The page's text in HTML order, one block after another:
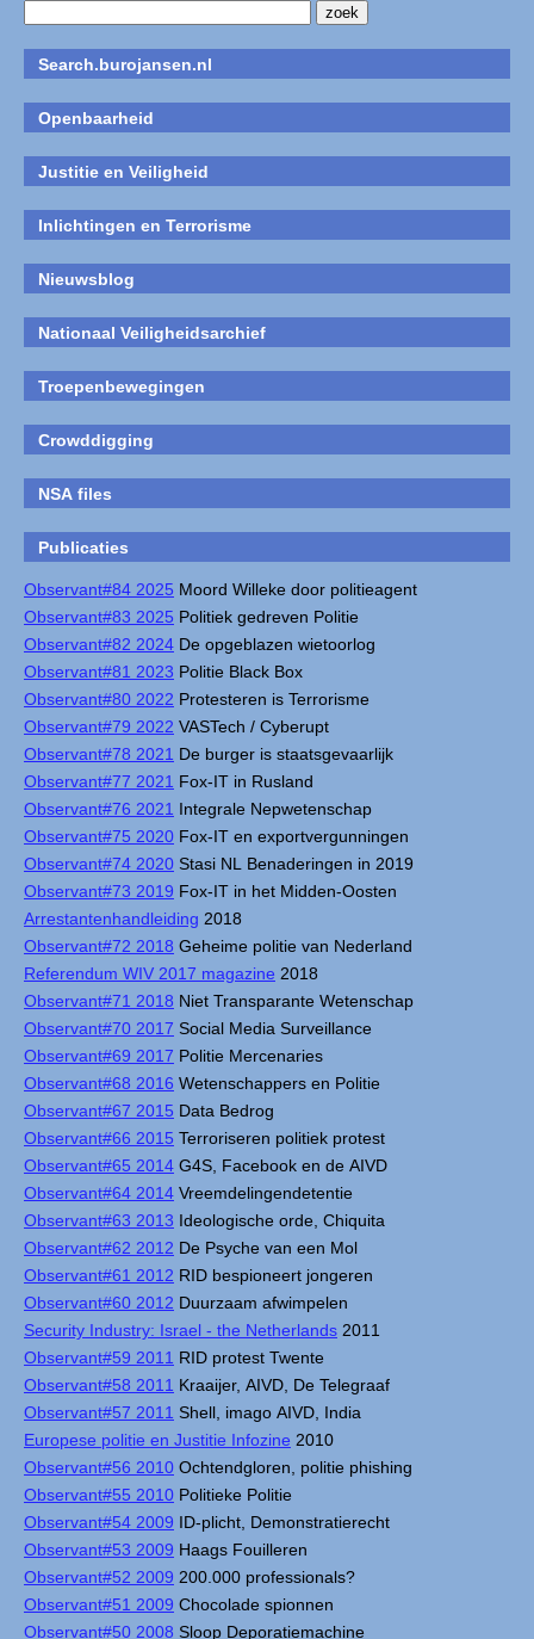
Search.burojansen.nl
Openbaarheid
Justitie en Veiligheid
Inlichtingen en Terrorisme
Nieuwsblog
Nationaal Veiligheidsarchief
Troepenbewegingen
Crowddigging
NSA files
Publicaties
Observant#84 2025 Moord Willeke door politieagent
Observant#83 2025 Politiek gedreven Politie
Observant#82 2024 De opgeblazen wietoorlog
Observant#81 2023 Politie Black Box
Observant#80 2022 Protesteren is Terrorisme
Observant#79 2022 VASTech / Cyberupt
Observant#78 2021 De burger is staatsgevaarlijk
Observant#77 2021 Fox-IT in Rusland
Observant#76 2021 Integrale Nepwetenschap
Observant#75 2020 Fox-IT en exportvergunningen
Observant#74 2020 Stasi NL Benaderingen in 2019
Observant#73 2019 Fox-IT in het Midden-Oosten
Arrestantenhandleiding 2018
Observant#72 2018 Geheime politie van Nederland
Referendum WIV 2017 magazine 2018
Observant#71 2018 Niet Transparante Wetenschap
Observant#70 2017 Social Media Surveillance
Observant#69 2017 Politie Mercenaries
Observant#68 2016 Wetenschappers en Politie
Observant#67 2015 Data Bedrog
Observant#66 2015 Terroriseren politiek protest
Observant#65 2014 G4S, Facebook en de AIVD
Observant#64 2014 Vreemdelingendetentie
Observant#63 2013 Ideologische orde, Chiquita
Observant#62 2012 De Psyche van een Mol
Observant#61 2012 RID bespioneert jongeren
Observant#60 2012 Duurzaam afwimpelen
Security Industry: Israel - the Netherlands 2011
Observant#59 2011 RID protest Twente
Observant#58 2011 Kraaijer, AIVD, De Telegraaf
Observant#57 2011 Shell, imago AIVD, India
Europese politie en Justitie Infozine 2010
Observant#56 2010 Ochtendgloren, politie phishing
Observant#55 2010 Politieke Politie
Observant#54 2009 ID-plicht, Demonstratierecht
Observant#53 2009 Haags Fouilleren
Observant#52 2009 200.000 professionals?
Observant#51 2009 Chocolade spionnen
Observant#50 2008 Sloop Deporatiemachine